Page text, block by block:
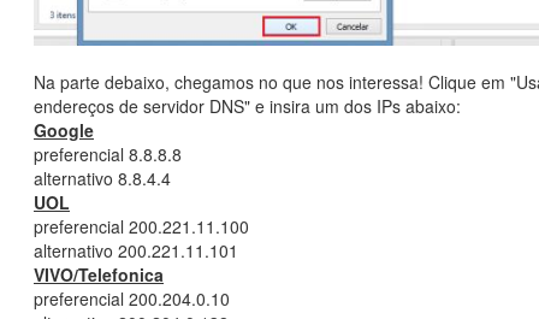
Na parte debaixo, chegamos no que nos interessa! Clique em
endereços de servidor DNS" e insira um dos IPs abaixo:
Google
preferencial 8.8.8.8
alternativo 8.8.4.4
UOL
preferencial 200.221.11.100
alternativo 200.221.11.101
VIVO/Telefonica
preferencial 200.204.0.10